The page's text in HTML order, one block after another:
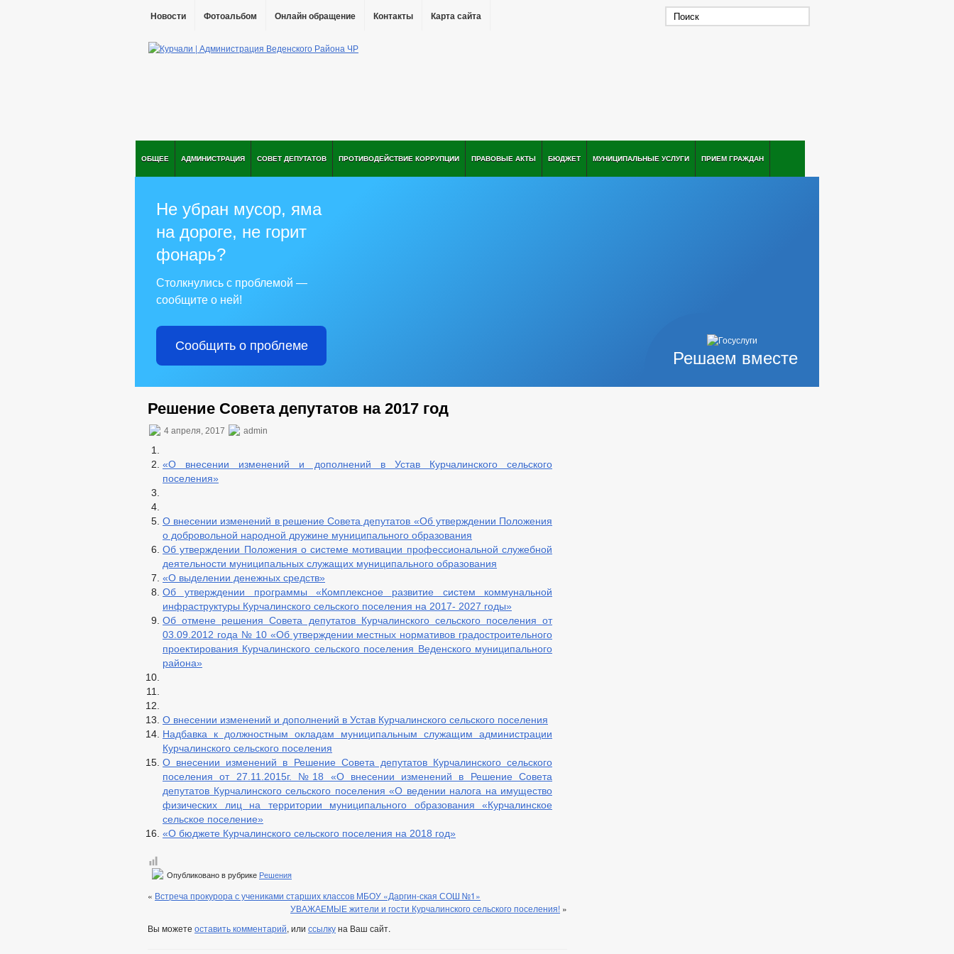
Новости Фотоальбом Онлайн обращение Контакты Карта сайта
ОБЩЕЕ АДМИНИСТРАЦИЯ СОВЕТ ДЕПУТАТОВ ПРОТИВОДЕЙСТВИЕ КОРРУПЦИИ ПРАВОВЫЕ АКТЫ БЮДЖЕТ МУНИЦИПАЛЬНЫЕ УСЛУГИ ПРИЕМ ГРАЖДАН
Решаем вместе
Не убран мусор, яма
на дороге, не горит
фонарь?
Столкнулись с проблемой —
сообщите о ней!
Сообщить о проблеме
Решение Совета депутатов на 2017 год
4 апреля, 2017 admin
«О внесении изменений и дополнений в Устав Курчалинского сельского
поселения»
О внесении изменений в решение Совета депутатов «Об утверждении Положения
о добровольной народной дружине муниципального образования
Об утверждении Положения о системе мотивации профессиональной служебной
деятельности муниципальных служащих муниципального образования
«О выделении денежных средств»
Об утверждении программы «Комплексное развитие систем коммунальной
инфраструктуры Курчалинского сельского поселения на 2017- 2027 годы»
Об отмене решения Совета депутатов Курчалинского сельского поселения от
03.09.2012 года № 10 «Об утверждении местных нормативов градостроительного
проектирования Курчалинского сельского поселения Веденского муниципального
района»
О внесении изменений и дополнений в Устав Курчалинского сельского поселения
Надбавка к должностным окладам муниципальным служащим администрации
Курчалинского сельского поселения
О внесении изменений в Решение Совета депутатов Курчалинского сельского
поселения от 27.11.2015г. №18 «О внесении изменений в Решение Совета
депутатов Курчалинского сельского поселения «О ведении налога на имущество
физических лиц на территории муниципального образования «Курчалинское
сельское поселение»
«О бюджете Курчалинского сельского поселения на 2018 год»
Опубликовано в рубрике Решения
« Встреча прокурора с учениками старших классов МБОУ «Даргин-ская СОШ №1»
УВАЖАЕМЫЕ жители и гости Курчалинского сельского поселения! »
Вы можете оставить комментарий, или ссылкуна Ваш сайт.